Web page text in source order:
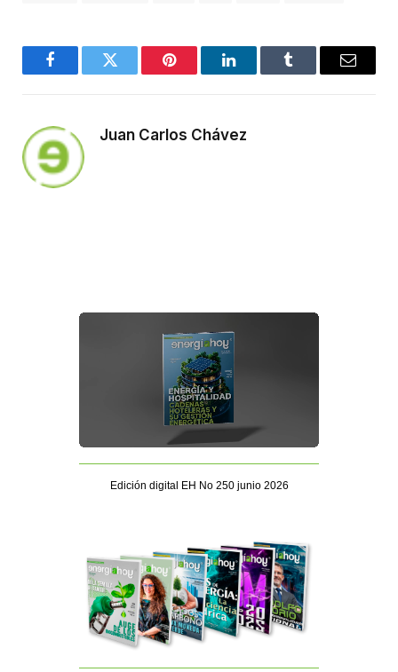
FacebookTwitter Pinterest LinkedInTumblr Email
Juan Carlos Chávez
Edición digital EH No 250 junio 2026